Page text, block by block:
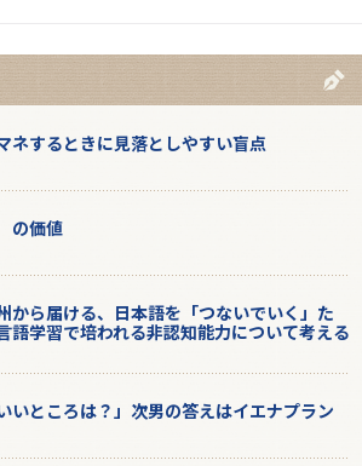
ネするときに見落としやすい盲点
の価値
から届ける、日本語を「つないでいく」た
語学習で培われる非認知能力について考える
いところは？」次男の答えはイエナプラン